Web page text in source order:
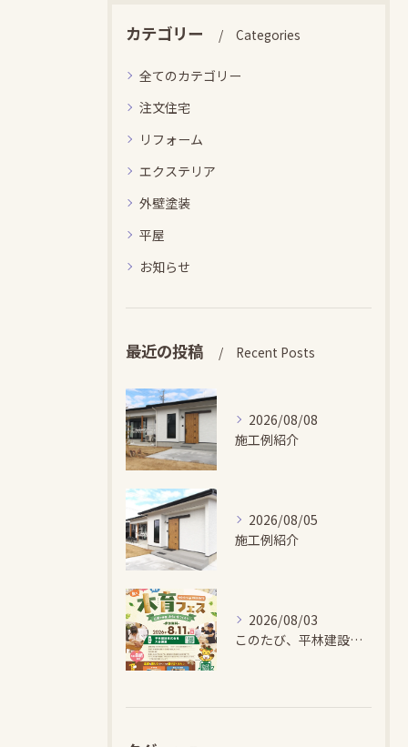
カテゴリー Categories
全てのカテゴリー
注文住宅
リフォーム
エクステリア
外壁塗装
平屋
お知らせ
最近の投稿 Recent Posts
2026/08/08
施工例紹介
2026/08/05
施工例紹介
2026/08/03
このたび、平林建設では、お子さまが木とふれあい・木について学...